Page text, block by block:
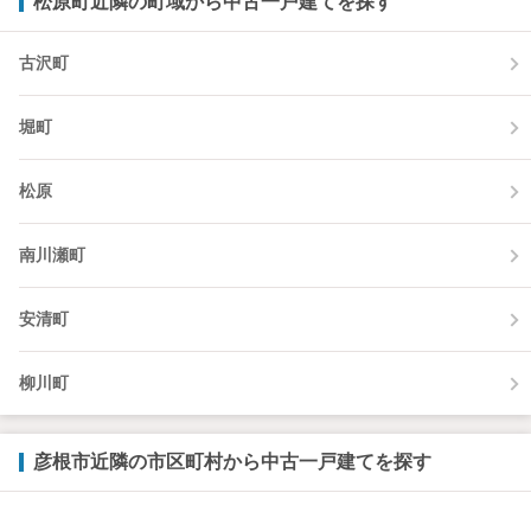
古沢町
堀町
松原
南川瀬町
安清町
柳川町
彦根市近隣の市区町村から中古一戸建てを探す